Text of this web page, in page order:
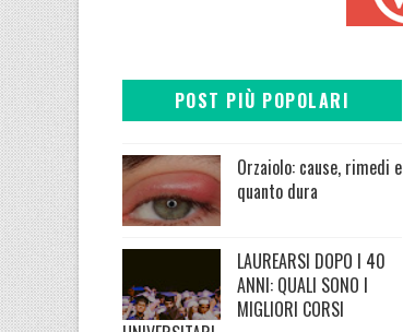
POST PIÙ POPOLARI
Orzaiolo: cause, rimedi e
quanto dura
LAUREARSI DOPO I 40
ANNI: QUALI SONO I
MIGLIORI CORSI